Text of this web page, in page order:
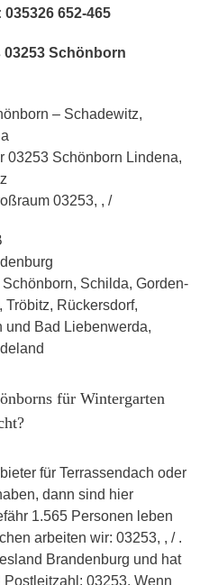
035326 652-465
Schönborn
– Schadewitz,
03253 Schönborn Lindena,
03253, , /
Schilda, Gorden-
Rückersdorf,
und Bad Liebenwerda,
für Wintergarten
für Terrassendach oder
dann sind hier
1.565 Personen leben
arbeiten wir: 03253, , / .
Brandenburg und hat
03253. Wenn